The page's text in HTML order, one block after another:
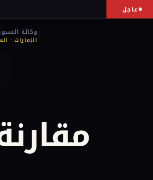
عاجل
وكالة
الإمارات ·